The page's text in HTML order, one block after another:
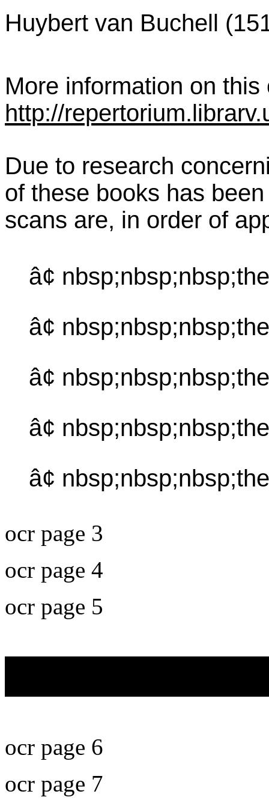
Huybert van Buchell
More information on
http://
Due to research
of these books has
scans are, in order of
â¢
â¢
â¢
â¢
â¢
ocr page 3
ocr page 4
ocr page 5
ocr page 6
ocr page 7